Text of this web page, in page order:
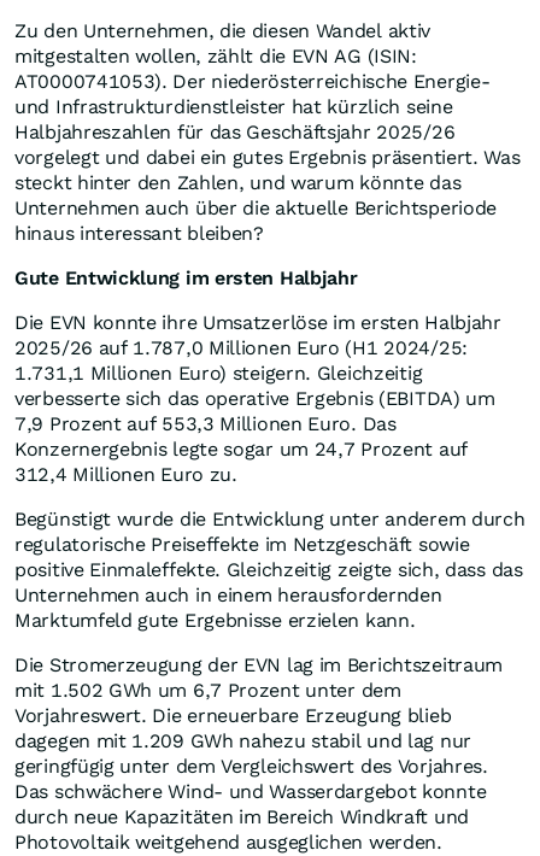
Zu den Unternehmen, die diesen Wandel aktiv
mitgestalten wollen, zählt die EVN AG (ISIN:
AT0000741053). Der niederösterreichische Energie-
und Infrastrukturdienstleister hat kürzlich seine
Halbjahreszahlen für das Geschäftsjahr 2025/26
vorgelegt und dabei ein gutes Ergebnis präsentiert. Was
steckt hinter den Zahlen, und warum könnte das
Unternehmen auch über die aktuelle Berichtsperiode
hinaus interessant bleiben?
Gute Entwicklung im ersten Halbjahr
Die EVN konnte ihre Umsatzerlöse im ersten Halbjahr
2025/26 auf 1.787,0 Millionen Euro (H1 2024/25:
1.731,1 Millionen Euro) steigern. Gleichzeitig
verbesserte sich das operative Ergebnis (EBITDA) um
7,9 Prozent auf 553,3 Millionen Euro. Das
Konzernergebnis legte sogar um 24,7 Prozent auf
312,4 Millionen Euro zu.
Begünstigt wurde die Entwicklung unter anderem durch
regulatorische Preiseffekte im Netzgeschäft sowie
positive Einmaleffekte. Gleichzeitig zeigte sich, dass das
Unternehmen auch in einem herausfordernden
Marktumfeld gute Ergebnisse erzielen kann.
Die Stromerzeugung der EVN lag im Berichtszeitraum
mit 1.502 GWh um 6,7 Prozent unter dem
Vorjahreswert. Die erneuerbare Erzeugung blieb
dagegen mit 1.209 GWh nahezu stabil und lag nur
geringfügig unter dem Vergleichswert des Vorjahres.
Das schwächere Wind- und Wasserdargebot konnte
durch neue Kapazitäten im Bereich Windkraft und
Photovoltaik weitgehend ausgeglichen werden.